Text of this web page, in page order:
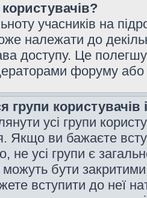
учасників на
належати до
доступу. Це
форуму
групи користувачів
усі групи
Якщо ви бажаєте
не усі групи є
можуть бути
вступити до неї